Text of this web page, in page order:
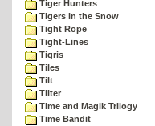
Tiger Hunters
Tigers in the Snow
Tight Rope
Tight-Lines
Tigris
Tiles
Tilt
Tilter
Time and Magik Trilogy
Time Bandit